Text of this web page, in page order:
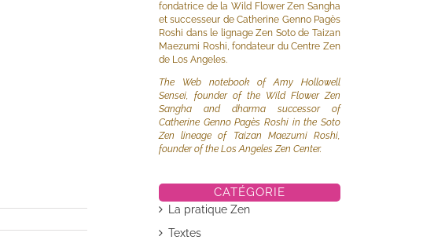
fondatrice de la Wild Flower Zen Sangha
et successeur de Catherine Genno Pagès
Roshi dans le lignage Zen Soto de Taizan
Maezumi Roshi, fondateur du Centre Zen
de Los Angeles.
The Web notebook of Amy Hollowell
Sensei, founder of the Wild Flower Zen
Sangha and dharma successor of
Catherine Genno Pagès Roshi in the Soto
Zen lineage of Taizan Maezumi Roshi,
founder of the Los Angeles Zen Center.
CATÉGORIE
La pratique Zen
Textes